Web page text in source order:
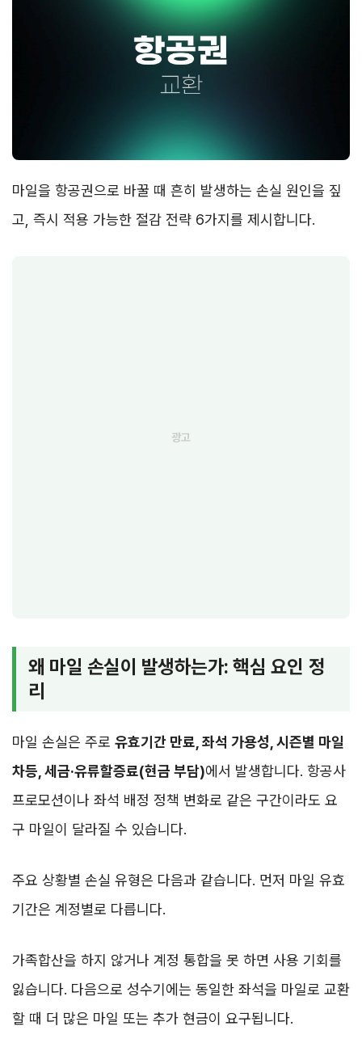
마일을 항공권으로 바꿀 때 흔히 발생하는 손실 원인을 짚
고, 즉시 적용 가능한 절감 전략 6가지를 제시합니다.
왜 마일 손실이 발생하는가: 핵심 요인 정
리
마일 손실은 주로 유효기간 만료, 좌석 가용성, 시즌별 마일
차등, 세금·유류할증료(현금 부담)에서 발생합니다. 항공사
프로모션이나 좌석 배정 정책 변화로 같은 구간이라도 요
구 마일이 달라질 수 있습니다.
주요 상황별 손실 유형은 다음과 같습니다. 먼저 마일 유효
기간은 계정별로 다릅니다.
가족합산을 하지 않거나 계정 통합을 못 하면 사용 기회를
잃습니다. 다음으로 성수기에는 동일한 좌석을 마일로 교환
할 때 더 많은 마일 또는 추가 현금이 요구됩니다.